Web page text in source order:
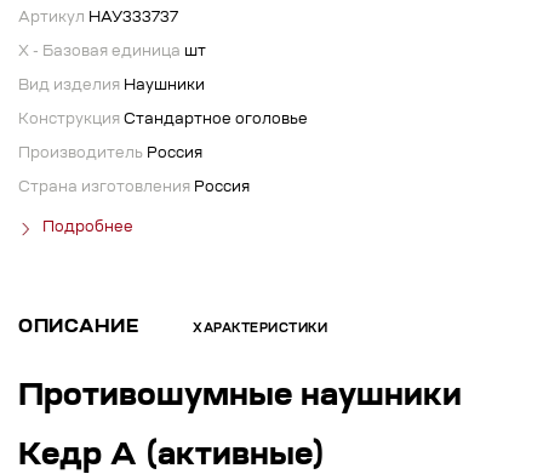
Артикул НАУ333737
X - Базовая единица шт
Вид изделия Наушники
Конструкция Стандартное оголовье
Производитель Россия
Страна изготовления Россия
Подробнее
ОПИСАНИЕ ХАРАКТЕРИСТИКИ
Противошумные наушники
Кедр А (активные)